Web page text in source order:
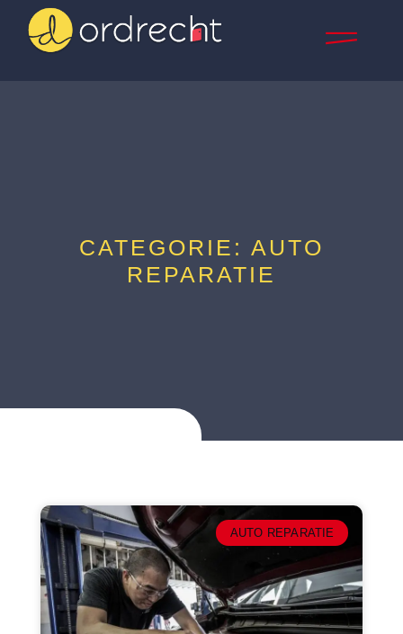
CATEGORIE: AUTO
REPARATIE
AUTO REPARATIE